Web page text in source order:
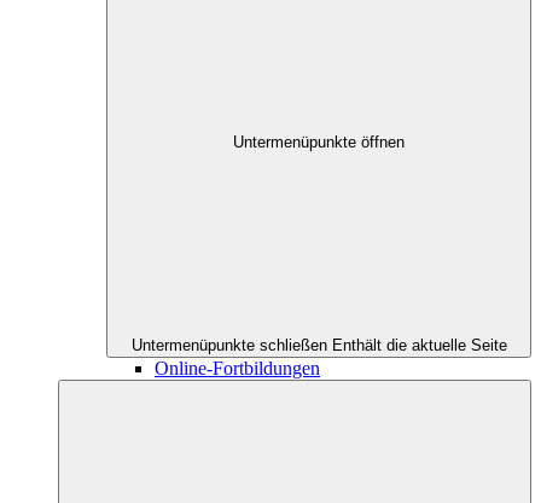
Untermenüpunkte öffnen
Untermenüpunkte schließen Enthält die aktuelle Seite
Online-Fortbildungen